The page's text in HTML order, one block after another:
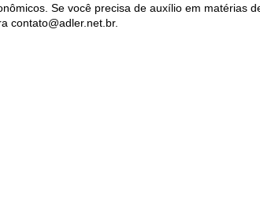
Se você precisa de auxílio em matérias
contato@adler.net.br.